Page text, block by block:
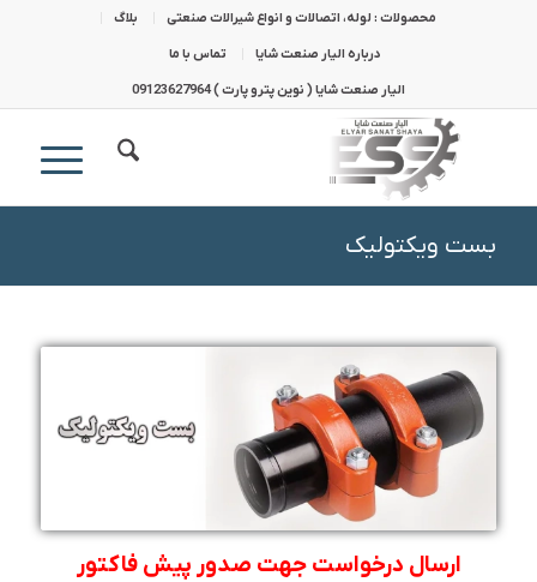
محصولات : لوله، اتصالات و انواع شیرالات صنعتی بلاگ
درباره الیار صنعت شایا تماس با ما
الیار صنعت شایا ( نوین پترو پارت ) 09123627964
بست ویکتولیک
ارسال درخواست جهت صدور پیش فاکتور